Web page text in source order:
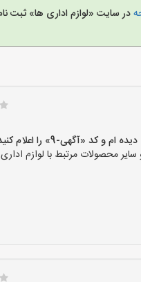
در سایت «لوازم اداری ها» ثبت
9» را اعلام کنید»
محصولات مرتبط با لوازم